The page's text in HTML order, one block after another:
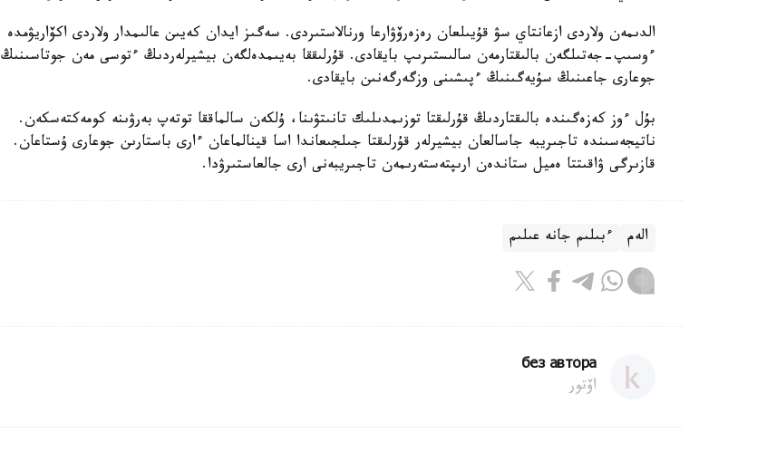
الدىمەن ولاردى ازعانتاي سۋ قۇيىلعان رەزەرۆۋارعا ورنالاستىردى. سەگىز ايدان كەيىن عالىمدار ولاردى اكۆاريۋمدە
ءوسىپ-جەتىلگەن بالىقتارمەن سالىستىرىپ بايقادى. قۇرلىققا بەيىمدەلگەن بيشيرلەردىڭ ءتوسى مەن جوتاسىنىڭ
جوعارى جاعىنىڭ سۇيەگىنىڭ ءپىشىنى وزگەرگەنىن بايقادى.
بۇل ءوز كەزەگىندە بالىقتاردىڭ قۇرلىقتا توزىمدىلىك تانىتۋىنا، ۇلكەن سالماققا توتەپ بەرۋىنە كومەكتەسكەن.
ناتيجەسىندە تاجىريبە جاسالعان بيشيرلەر قۇرلىقتا جىلجىعاندا اسا قينالماعان ءارى باستارىن جوعارى ۇستاعان.
قازىرگى ۋاقىتتا ەميل ستاندەن ارىپتەستەرىمەن تاجىريبەنى ارى جالعاستىرۋدا.
الەم ءبىلىم جانە عىلىم
без автора
اۆتور